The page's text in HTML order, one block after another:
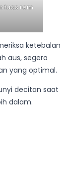
tuas rem
ketebalan
aus, segera
yang optimal.
decitan saat
dalam.